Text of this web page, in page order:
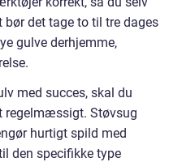
bør det tage to til tre dages
gulve derhjemme,
med succes, skal du
regelmæssigt. Støvsug
hurtigt spild med
den specifikke type